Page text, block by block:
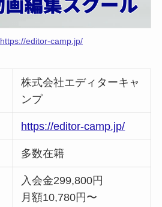
https://editor-camp.jp/
株式会社エディターキャ
ンプ
https://editor-camp.jp/
多数在籍
入会金299,800円
月額10,780円〜